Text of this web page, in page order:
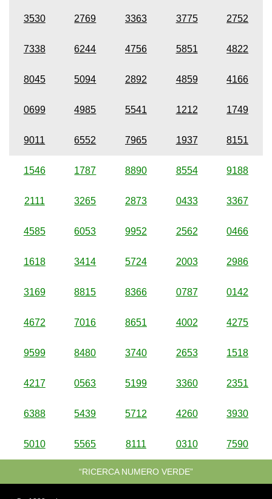
3530 2769 3363 3775 2752
7338 6244 4756 5851 4822
8045 5094 2892 4859 4166
0699 4985 5541 1212 1749
9011 6552 7965 1937 8151
1546 1787 8890 8554 9188
2111 3265 2873 0433 3367
4585 6053 9952 2562 0466
1618 3414 5724 2003 2986
3169 8815 8366 0787 0142
4672 7016 8651 4002 4275
9599 8480 3740 2653 1518
4217 0563 5199 3360 2351
6388 5439 5712 4260 3930
5010 5565 8111 0310 7590
“RICERCA NUMERO VERDE”